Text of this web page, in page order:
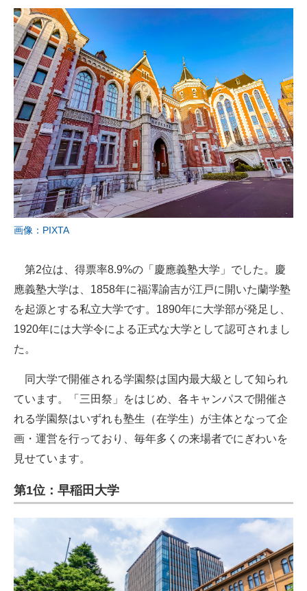
画像：PIXTA
第2位は、得票率8.9%の「慶應義塾大学」でした。慶
應義塾大学は、1858年に福澤諭吉が江戸に開いた蘭学塾
を起源とする私立大学です。1890年に大学部が発足し、
1920年には大学令による正式な大学として認可されまし
た。
同大学で開催される学園祭は国内最大級として知られ
ています。「三田祭」をはじめ、各キャンパスで開催さ
れる学園祭はいずれも塾生（在学生）が主体となって企
画・運営を行っており、毎年多くの来場者でにぎわいを
見せています。
第1位：早稲田大学